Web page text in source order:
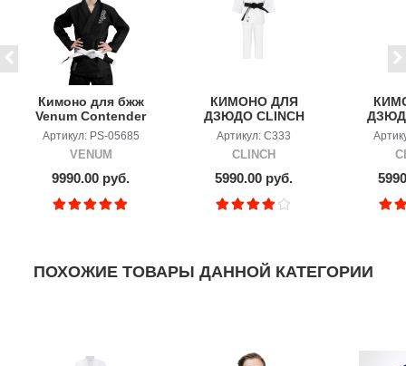
Кимоно для бжж
Venum Contender
Kids Black с
поясом
Артикул: PS-05685
VENUM
9990.00 руб.
КИМОНО ДЛЯ
ДЗЮДО CLINCH
JUDO SILVER
FDR, БЕЛОЕ
Артикул: C333
CLINCH
5990.00 руб.
ПОХОЖИЕ ТОВАРЫ ДАННОЙ КАТЕГОРИИ